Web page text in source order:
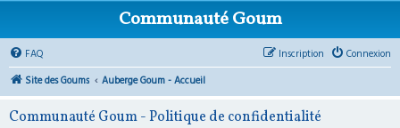
Communauté Goum
FAQ Connexion
Inscription
Site des Goums
Auberge Goum - Accueil
Communauté Goum - Politique de confidentialité